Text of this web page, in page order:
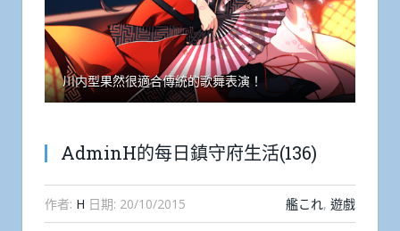
川内型果然很適合傳統的歌舞表演！
AdminH的每日鎮守府生活(136)
作者: H 日期: 20/10/2015 艦これ, 遊戲